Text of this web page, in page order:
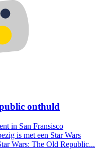
onthuld
in San Fransisco
is met een Star Wars
Wars: The Old Republic...